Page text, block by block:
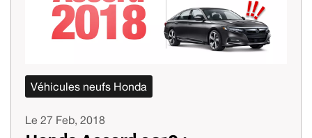
Véhicules neufs Honda
Le 27 Feb, 2018